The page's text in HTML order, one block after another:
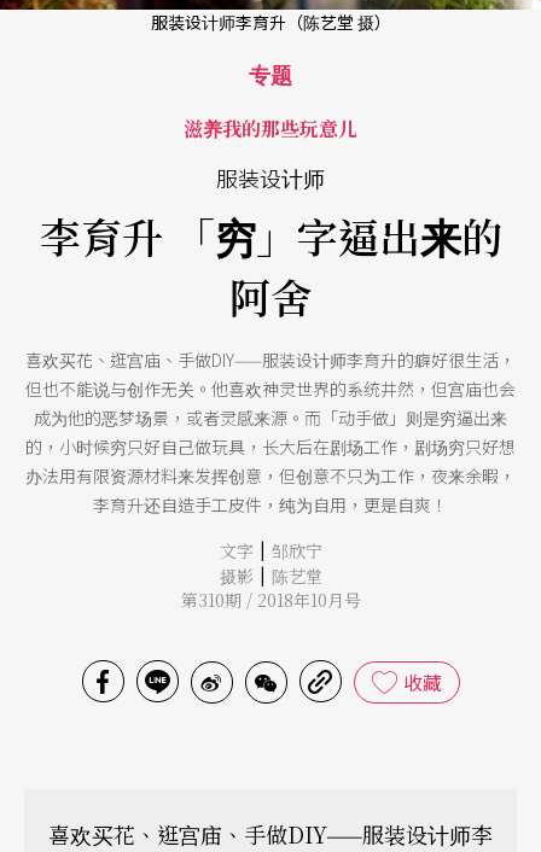
服装设计师李育升（陈艺堂 摄）
专题
滋养我的那些玩意儿
服装设计师
李育升 「穷」字逼出来的
阿舍
喜欢买花、逛宫庙、手做DIY——服装设计师李育升的癖好很生活，
但也不能说与创作无关。他喜欢神灵世界的系统井然，但宫庙也会
成为他的恶梦场景，或者灵感来源。而「动手做」则是穷逼出来
的，小时候穷只好自己做玩具，长大后在剧场工作，剧场穷只好想
办法用有限资源材料来发挥创意，但创意不只为工作，夜来余暇，
李育升还自造手工皮件，纯为自用，更是自爽！
文字 | 邹欣宁
摄影 | 陈艺堂
第310期 / 2018年10月号
收藏
喜欢买花、逛宫庙、手做DIY——服装设计师李